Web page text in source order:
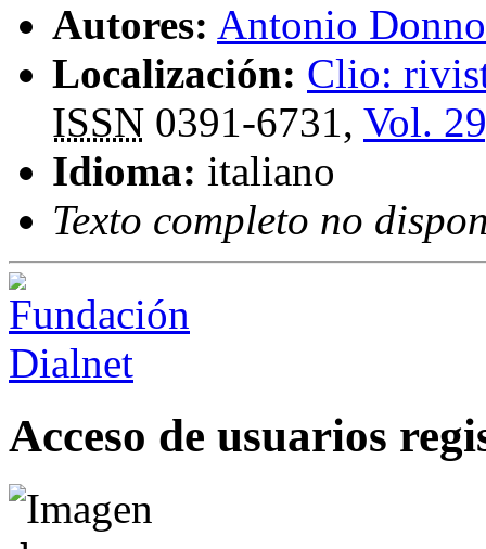
Autores: Antonio Donno
Localización: Clio:
ISSN 0391-6731, Vol.
Idioma: italiano
Texto completo no
Acceso de usuarios